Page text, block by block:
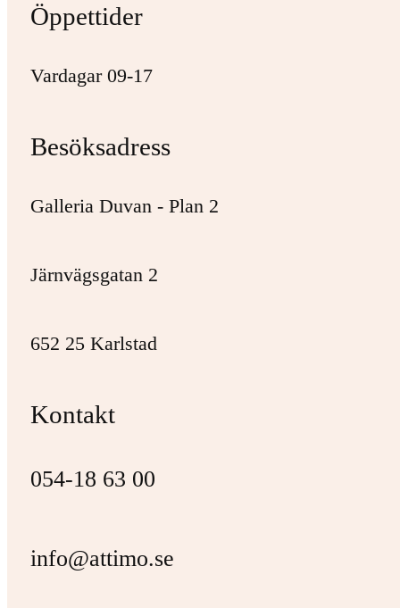
Öppettider
Vardagar 09-17
Besöksadress
Galleria Duvan - Plan 2
Järnvägsgatan 2
652 25 Karlstad
Kontakt
054-18 63 00
info@attimo.se